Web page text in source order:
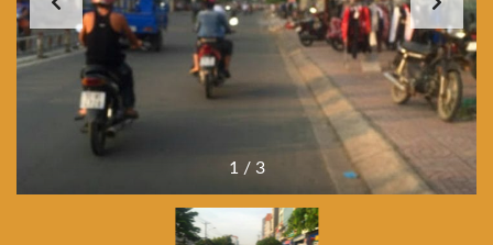
1 / 3